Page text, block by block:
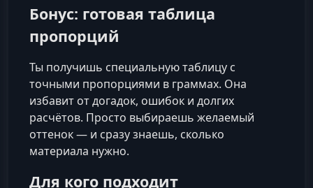
Бонус: готовая таблица
пропорций
Ты получишь специальную таблицу с
точными пропорциями в граммах. Она
избавит от догадок, ошибок и долгих
расчётов. Просто выбираешь желаемый
оттенок — и сразу знаешь, сколько
материала нужно.
Для кого подходит